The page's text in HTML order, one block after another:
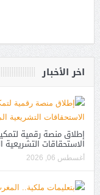
اخر الأخبار
إطلاق منصة رقمية
الاستحقاقات التشريعية المقررة
أغسطس 06, 2026